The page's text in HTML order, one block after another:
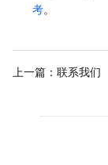
考。
上一篇： 联系我们